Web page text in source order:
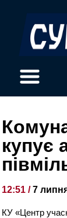
купує
12:51 /7
КУ «Центр